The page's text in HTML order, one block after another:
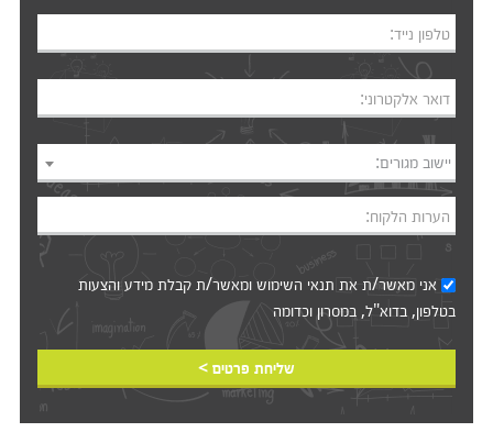
טלפון נייד:
דואר אלקטרוני:
יישוב מגורים:
הערות הלקוח:
אני מאשר/ת את תנאי השימושומאשר/ת קבלת מידע והצעות
בטלפון, בדוא"ל, במסרון וכדומה‎‎
שליחת פרטים >